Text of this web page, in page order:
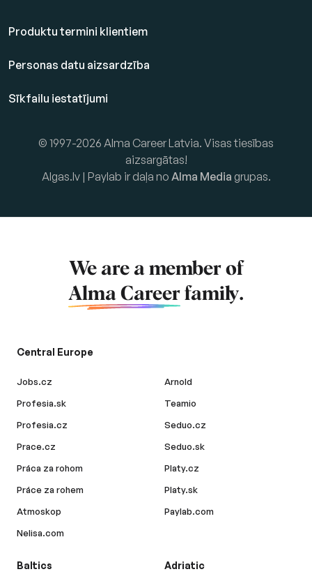
Produktu termini klientiem
Personas datu aizsardzība
Sīkfailu iestatījumi
© 1997-2026 Alma Career Latvia. Visas tiesības
aizsargātas!
Algas.lv | Paylab ir daļa no Alma Media grupas.
We are a member of
Alma Career family.
Central Europe
Jobs.cz
Profesia.sk
Profesia.cz
Prace.cz
Práca za rohom
Práce za rohem
Atmoskop
Nelisa.com
Arnold
Teamio
Seduo.cz
Seduo.sk
Platy.cz
Platy.sk
Paylab.com
Baltics Adriatic